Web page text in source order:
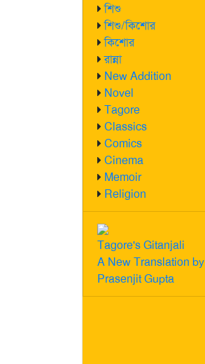
শিশু
শিশু/কিশোর
কিশোর
রান্না
New Addition
Novel
Tagore
Classics
Comics
Cinema
Memoir
Religion
Tagore's Gitanjali
A New Translation by
Prasenjit Gupta